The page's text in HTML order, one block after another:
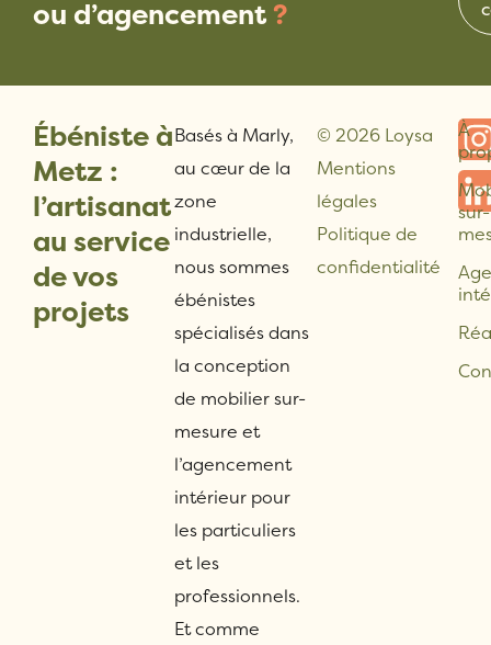
ou d’agencement ?
Ébéniste à
Metz :
l’artisanat
au service
de vos
projets
Basés à Marly,
au cœur de la
zone
industrielle,
nous sommes
ébénistes
spécialisés dans
la conception
de mobilier sur-
mesure et
l’agencement
intérieur pour
les particuliers
et les
professionnels.
Et comme
© 2026 Loysa
Mentions
légales
Politique de
confidentialité
À
sur-